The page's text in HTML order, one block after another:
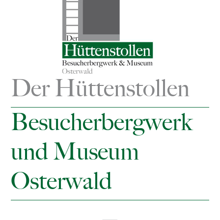
Der Hüttenstollen
Besucherbergwerk
und Museum
Osterwald